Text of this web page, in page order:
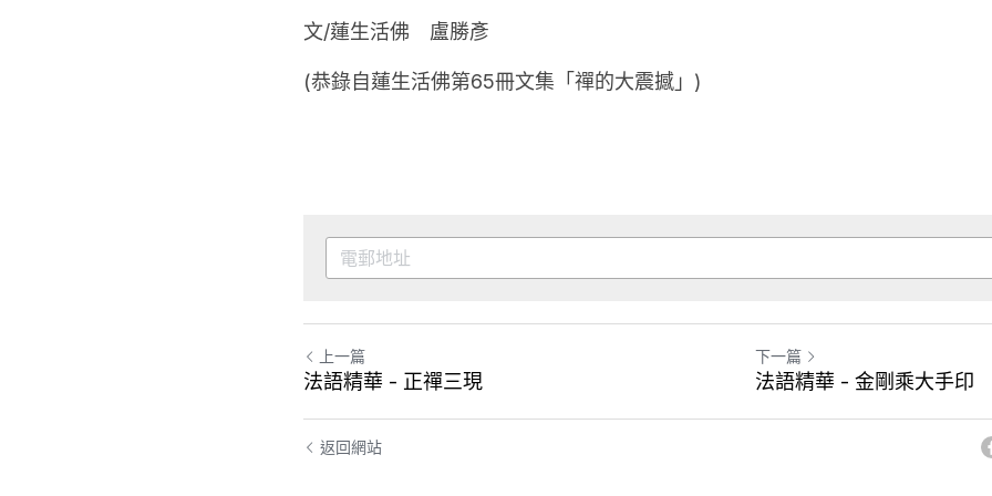
文/蓮生活佛　盧勝彥
(恭錄自蓮生活佛第65冊文集「禪的大震撼」)
上一篇
法語精華 - 正禪三現
下一篇
法語精華 - 金剛乘大手印
返回網站